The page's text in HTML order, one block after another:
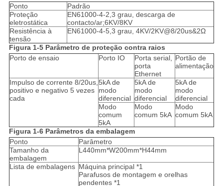
Ponto
Padrão
Proteção
eletrostática
EN61000-4-2,3 grau, descarga de
contacto/ar;6KV/8KV
Resistência à
tensão
EN61000-4-5,3 grau, 4KV/2KV@8/20us&2Ω
Figura 1-5 Parâmetro de proteção contra raios
Porto de ensaio
Porto IO
Porta serial,
porta
Ethernet
Portão de
alimentação
Impulso de corrente 8/20us,
positivo e negativo 5 vezes
cada
5kA de
modo
diferencial
5kA de
modo
diferencial
5kA de
modo
diferencial
Modo
comum
5kA
Modo
comum 5kA
Modo
comum 5kA
Figura 1-6 Parâmetros da embalagem
Ponto
Parâmetro
Tamanho da
embalagem
L440mm*W200mm*H44mm
Lista de embalagens Máquina principal *1
Parafusos de montagem e orelhas
pendentes *1